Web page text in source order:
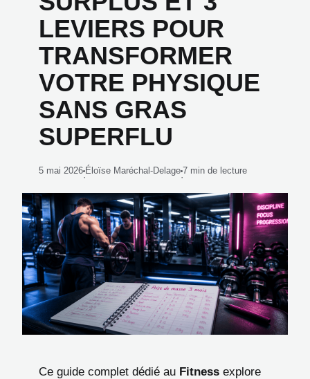
LEVIERS POUR
TRANSFORMER
VOTRE PHYSIQUE
SANS GRAS
SUPERFLU
5 mai 2026
·
Éloïse Maréchal-Delage
·
7 min de lecture
Ce guide complet dédié au Fitness explore